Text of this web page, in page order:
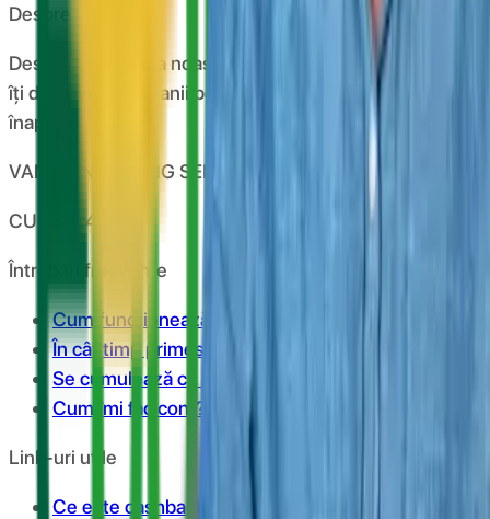
Despre CashClub
Descarcă extensia noastră pentru browser și CashClub
îți dă o parte din banii pe care îi cheltuiești online
înapoi.
VAN CONSULTING SERVICES S.R.L.
CUI: 39743787
Întrebări frecvente
Cum funcționează?
În cât timp primesc banii în cont?
Se cumulează cu reducerile?
Cum îmi fac cont?
Link-uri utile
Ce este cashback?